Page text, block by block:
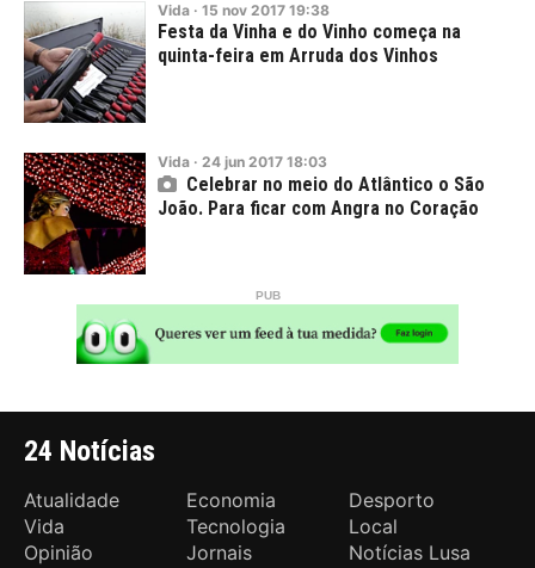
Vida · 15 nov 2017 19:38
Festa da Vinha e do Vinho começa na
quinta-feira em Arruda dos Vinhos
Vida · 24 jun 2017 18:03
Celebrar no meio do Atlântico o São
João. Para ficar com Angra no Coração
24 Notícias
Atualidade Economia
Desporto
Vida
Tecnologia
Local
Opinião
Jornais Notícias Lusa